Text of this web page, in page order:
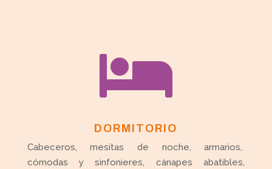

DORMITORIO
Cabeceros, mesitas de noche, armarios,
cómodas y sinfonieres, cánapes abatibles,